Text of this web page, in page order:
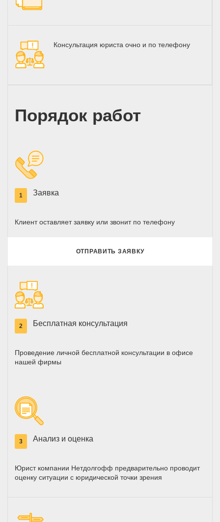
Консультация юриста очно и по телефону
Порядок работ
1 Заявка
Клиент оставляет заявку или звонит по телефону
ОТПРАВИТЬ ЗАЯВКУ
2 Бесплатная консультация
Проведение личной бесплатной консультации в офисе
нашей фирмы
3 Анализ и оценка
Юрист компании Нетдолгофф предварительно проводит
оценку ситуации с юридической точки зрения